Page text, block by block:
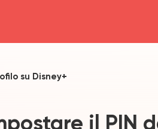
su Disney+
il PIN